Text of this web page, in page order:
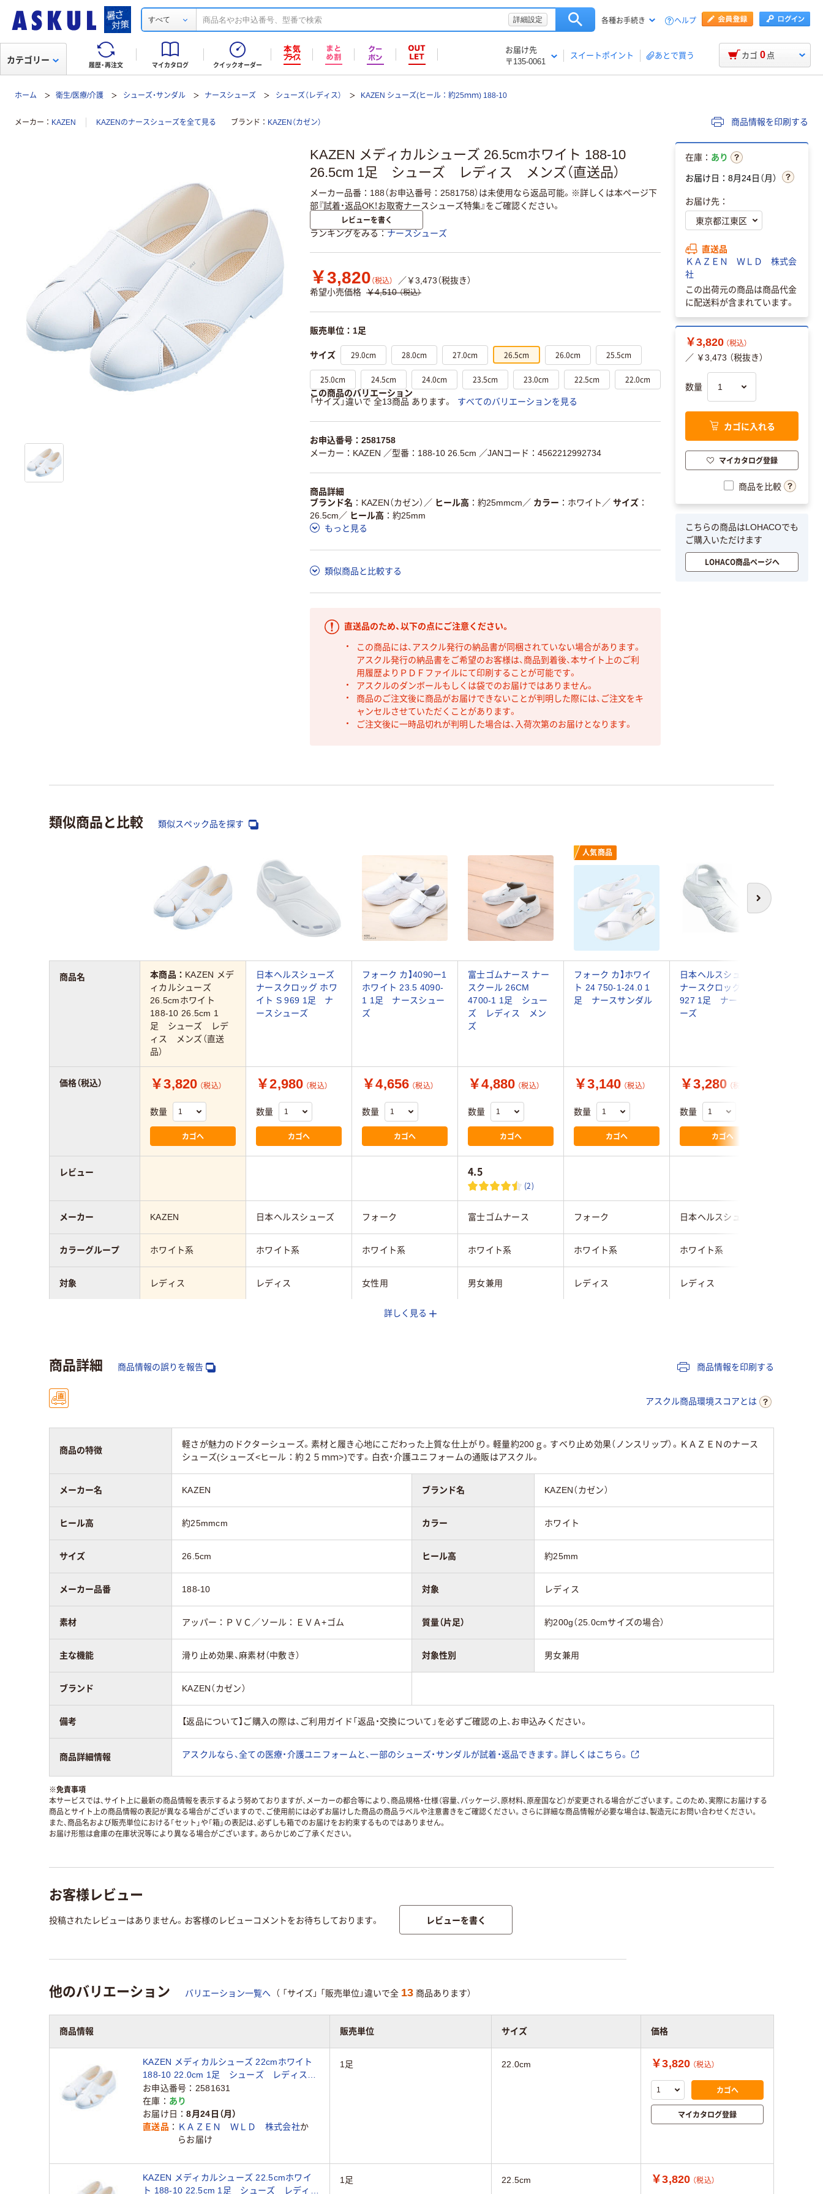
すべて 詳細設定 各種お手続き ヘルプ
履歴・再注文 マイカタログ クイックオーダー
お届け先
〒135-0061
スイートポイント あとで買う
カテゴリー カゴ 0 点
ホーム 衛生/医療/介護 シューズ・サンダル ナースシューズ シューズ（レディス） KAZEN シューズ(ヒール：約25ｍｍ) 188-10
メーカー KAZEN KAZENのナースシューズを全て見る ブランド KAZEN（カゼン） 商品情報を印刷する
KAZEN メディカルシューズ 26.5cmホワイト 188-10
26.5cm 1足 シューズ レディス メンズ（直送品）
メーカー品番：188（お申込番号：2581758）は未使用なら返品可能。※詳しくは本ページ下
部『試着・返品OK！お取寄ナースシューズ特集』をご確認ください。
レビューを書く
ランキングをみる ナースシューズ
￥3,820 （税込）
／￥3,473（税抜き）
希望小売価格 ￥4,510 （税込）
販売単位：1足
サイズ 29.0cm 28.0cm 27.0cm 26.5cm 26.0cm 25.5cm
25.0cm 24.5cm 24.0cm 23.5cm 23.0cm 22.5cm 22.0cm
この商品のバリエーション
「サイズ」違いで 全13商品 あります。
すべてのバリエーションを見る
お申込番号：2581758
メーカー：KAZEN ／型番：188-10 26.5cm ／JANコード：4562212992734
商品詳細
ブランド名
KAZEN（カゼン） ／ ヒール高 約25mmcm ／ カラー ホワイト ／ サイズ
26.5cm ／ ヒール高
約25mm
もっと見る
類似商品と比較する
直送品のため、以下の点にご注意ください。
この商品には、アスクル発行の納品書が同梱されていない場合があります。
アスクル発行の納品書をご希望のお客様は、商品到着後、本サイト上のご利
用履歴よりＰＤＦファイルにて印刷することが可能です。
アスクルのダンボールもしくは袋でのお届けではありません。
商品のご注文後に商品がお届けできないことが判明した際には、ご注文をキ
ャンセルさせていただくことがあります。
ご注文後に一時品切れが判明した場合は、入荷次第のお届けとなります。
在庫： あり
お届け日：8月24日（月）
お届け先：
直送品
ＫＡＺＥＮ ＷＬＤ 株式会
社
この出荷元の商品は商品代金
に配送料が含まれています。
￥3,820 （税込）
／ ￥3,473 （税抜き）
数量
カゴに入れる
マイカタログ登録
商品を比較
こちらの商品はLOHACOでも
ご購入いただけます
LOHACO商品ページへ
類似商品と比較 類似スペック品を探す
次へ
人気商品
本商品： KAZEN メデ
ィカルシューズ
26.5cmホワイト
188-10 26.5cm 1
足 シューズ レデ
ィス メンズ（直送
品）
日本ヘルスシューズ
ナースクロッグ ホワ
イト S 969 1足 ナ
ースシューズ
フォーク カ】4090ー1
ホワイト 23.5 4090-
1 1足 ナースシュー
ズ
富士ゴムナース ナー
スクール 26CM
4700-1 1足 シュー
ズ レディス メン
ズ
フォーク カ】ホワイ
ト 24 750-1-24.0 1
足 ナースサンダル
日本ヘルスシューズ
ナースクロッグ L
927 1足 ナースシュ
ーズ
￥3,820 （税込）
数量
カゴへ
￥2,980 （税込）
数量
カゴへ
￥4,656 （税込）
数量
カゴへ
￥4,880 （税込）
数量
カゴへ
￥3,140 （税込）
数量
カゴへ
￥3,280 （税込）
数量
カゴへ
4.5
(2)
KAZEN 日本ヘルスシューズ フォーク 富士ゴムナース フォーク 日本ヘルスシューズ
ホワイト系 ホワイト系 ホワイト系 ホワイト系 ホワイト系 ホワイト系
レディス レディス 女性用 男女兼用 レディス レディス
商品名
価格（税込）
レビュー
メーカー
カラーグループ
対象
詳しく見る
商品詳細 商品情報の誤りを報告 商品情報を印刷する
アスクル商品環境スコアとは
商品の特徴
軽さが魅力のドクターシューズ。素材と履き心地にこだわった上質な仕上がり。軽量約200ｇ。すべり止め効果（ノンスリップ）。ＫＡＺＥＮのナース
シューズ(シューズ<ヒール：約２５ｍｍ>)です。白衣・介護ユニフォームの通販はアスクル。
メーカー名 KAZEN ブランド名 KAZEN（カゼン）
ヒール高 約25mmcm カラー ホワイト
サイズ 26.5cm ヒール高 約25mm
メーカー品番 188-10 対象 レディス
素材 アッパー：ＰＶＣ／ソール：ＥＶＡ+ゴム 質量（片足） 約200g（25.0cmサイズの場合）
主な機能 滑り止め効果、麻素材（中敷き） 対象性別 男女兼用
ブランド KAZEN（カゼン）
備考 【返品について】ご購入の際は、ご利用ガイド「返品・交換について」を必ずご確認の上、お申込みください。
商品詳細情報 アスクルなら、全ての医療・介護ユニフォームと、一部のシューズ・サンダルが試着・返品できます。詳しくはこちら。
※免責事項
本サービスでは、サイト上に最新の商品情報を表示するよう努めておりますが、メーカーの都合等により、商品規格・仕様（容量、パッケージ、原材料、原産国など）が変更される場合がございます。このため、実際にお届けする
商品とサイト上の商品情報の表記が異なる場合がございますので、ご使用前には必ずお届けした商品の商品ラベルや注意書きをご確認ください。さらに詳細な商品情報が必要な場合は、製造元にお問い合わせください。
また、商品名および販売単位における「セット」や「箱」の表記は、必ずしも箱でのお届けをお約束するものではありません。
お届け形態は倉庫の在庫状況等により異なる場合がございます。あらかじめご了承ください。
お客様レビュー
投稿されたレビューはありません。お客様のレビューコメントをお待ちしております。 レビューを書く
他のバリエーション バリエーション一覧へ （ 「サイズ」 「販売単位」違いで全 13 商品あります）
商品情報 販売単位 サイズ 価格
KAZEN メディカルシューズ 22cmホワイト
188-10 22.0cm 1足 シューズ レディス
メンズ（直送品）
お申込番号
2581631
在庫
あり
お届け日
8月24日（月）
直送品
ＫＡＺＥＮ ＷＬＤ 株式会社か
らお届け
1足 22.0cm ￥3,820 （税込）
カゴへ
マイカタログ登録
KAZEN メディカルシューズ 22.5cmホワイ
ト 188-10 22.5cm 1足 シューズ レディ
1足 22.5cm ￥3,820 （税込）